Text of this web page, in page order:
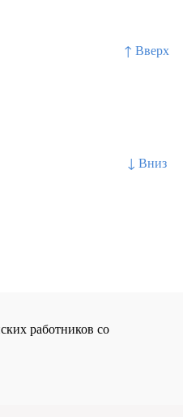
↑ Вверх
↓ Вниз
работников со